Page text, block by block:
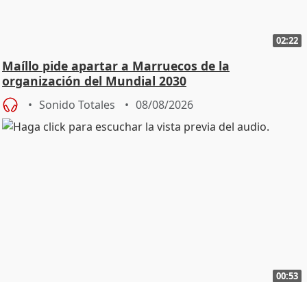
02:22
Maíllo pide apartar a Marruecos de la
organización del Mundial 2030
Sonido Totales 08/08/2026
00:53